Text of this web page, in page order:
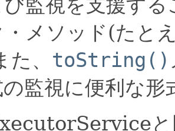
メソッド(たと
た、 toString()
監視に便利な形
と